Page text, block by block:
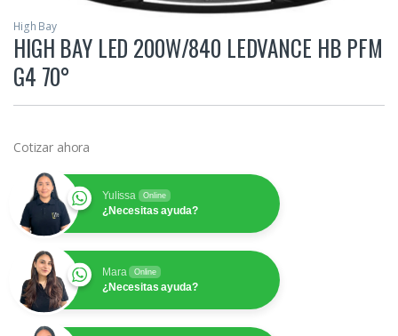
High Bay
HIGH BAY LED 200W/840 LEDVANCE HB PFM
G4 70°
Cotizar ahora
Yulissa Online
¿Necesitas ayuda?
Mara Online
¿Necesitas ayuda?